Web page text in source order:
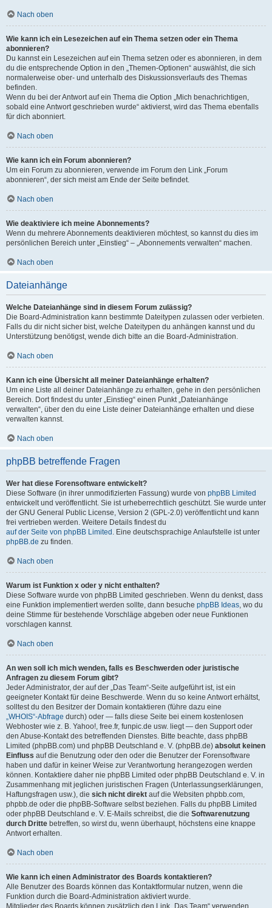
Nach oben
Wie kann ich ein Lesezeichen auf ein Thema setzen oder ein Thema
abonnieren?
Du kannst ein Lesezeichen auf ein Thema setzen oder es abonnieren, in dem
du die entsprechende Option in den „Themen-Optionen“ auswählst, die sich
normalerweise ober- und unterhalb des Diskussionsverlaufs des Themas
befinden.
Wenn du bei der Antwort auf ein Thema die Option „Mich benachrichtigen,
sobald eine Antwort geschrieben wurde“ aktivierst, wird das Thema ebenfalls
für dich abonniert.
Nach oben
Wie kann ich ein Forum abonnieren?
Um ein Forum zu abonnieren, verwende im Forum den Link „Forum
abonnieren“, der sich meist am Ende der Seite befindet.
Nach oben
Wie deaktiviere ich meine Abonnements?
Wenn du mehrere Abonnements deaktivieren möchtest, so kannst du dies im
persönlichen Bereich unter „Einstieg“ – „Abonnements verwalten“ machen.
Nach oben
Dateianhänge
Welche Dateianhänge sind in diesem Forum zulässig?
Die Board-Administration kann bestimmte Dateitypen zulassen oder verbieten.
Falls du dir nicht sicher bist, welche Dateitypen du anhängen kannst und du
Unterstützung benötigst, wende dich bitte an die Board-Administration.
Nach oben
Kann ich eine Übersicht all meiner Dateianhänge erhalten?
Um eine Liste all deiner Dateianhänge zu erhalten, gehe in den persönlichen
Bereich. Dort findest du unter „Einstieg“ einen Punkt „Dateianhänge
verwalten“, über den du eine Liste deiner Dateianhänge erhalten und diese
verwalten kannst.
Nach oben
phpBB betreffende Fragen
Wer hat diese Forensoftware entwickelt?
Diese Software (in ihrer unmodifizierten Fassung) wurde von phpBB Limited
entwickelt und veröffentlicht. Sie ist urheberrechtlich geschützt. Sie wurde unter
der GNU General Public License, Version 2 (GPL-2.0) veröffentlicht und kann
frei vertrieben werden. Weitere Details findest du
auf der Seite von phpBB Limited . Eine deutschsprachige Anlaufstelle ist unter
phpBB.de zu finden.
Nach oben
Warum ist Funktion x oder y nicht enthalten?
Diese Software wurde von phpBB Limited geschrieben. Wenn du denkst, dass
eine Funktion implementiert werden sollte, dann besuche phpBB Ideas, wo du
deine Stimme für bestehende Vorschläge abgeben oder neue Funktionen
vorschlagen kannst.
Nach oben
An wen soll ich mich wenden, falls es Beschwerden oder juristische
Anfragen zu diesem Forum gibt?
Jeder Administrator, der auf der „Das Team“-Seite aufgeführt ist, ist ein
geeigneter Kontakt für deine Beschwerde. Wenn du so keine Antwort erhältst,
solltest du den Besitzer der Domain kontaktieren (führe dazu eine
„WHOIS“-Abfrage durch) oder — falls diese Seite bei einem kostenlosen
Webhoster wie z. B. Yahoo!, free.fr, funpic.de usw. liegt — den Support oder
den Abuse-Kontakt des betreffenden Dienstes. Bitte beachte, dass phpBB
Limited (phpBB.com) und phpBB Deutschland e. V. (phpBB.de) absolut keinen
Einfluss auf die Benutzung oder den oder die Benutzer der Forensoftware
haben und dafür in keiner Weise zur Verantwortung herangezogen werden
können. Kontaktiere daher nie phpBB Limited oder phpBB Deutschland e. V. in
Zusammenhang mit jeglichen juristischen Fragen (Unterlassungserklärungen,
Haftungsfragen usw.), die sich nicht direkt auf die Websiten phpbb.com,
phpbb.de oder die phpBB-Software selbst beziehen. Falls du phpBB Limited
oder phpBB Deutschland e. V. E-Mails schreibst, die die Softwarenutzung
durch Dritte betreffen, so wirst du, wenn überhaupt, höchstens eine knappe
Antwort erhalten.
Nach oben
Wie kann ich einen Administrator des Boards kontaktieren?
Alle Benutzer des Boards können das Kontaktformular nutzen, wenn die
Funktion durch die Board-Administration aktiviert wurde.
Mitglieder des Boards können zusätzlich den Link „Das Team“ verwenden.